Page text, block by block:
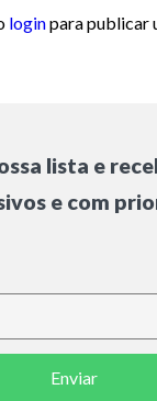
loginpara publicar
lista e
e com
Enviar